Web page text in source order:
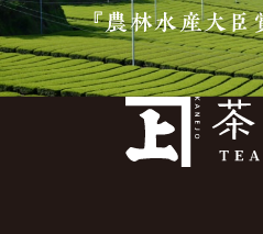
『農林水産大臣